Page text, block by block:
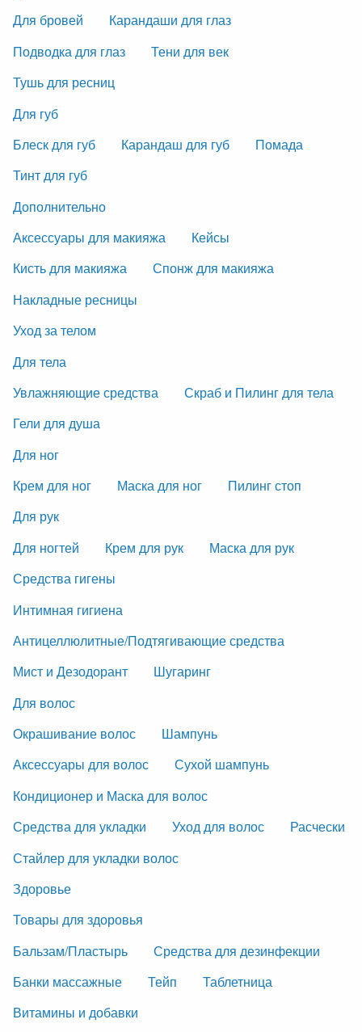
Для бровей
Карандаши для глаз
Подводка для глаз
Тени для век
Тушь для ресниц
Для губ
Блеск для губ
Карандаш для губ
Помада
Тинт для губ
Дополнительно
Аксессуары для макияжа
Кейсы
Кисть для макияжа
Спонж для макияжа
Накладные ресницы
Уход за телом
Для тела
Увлажняющие средства
Скраб и Пилинг для тела
Гели для душа
Для ног
Крем для ног
Маска для ног
Пилинг стоп
Для рук
Для ногтей
Крем для рук
Маска для рук
Средства гигены
Интимная гигиена
Антицеллюлитные/Подтягивающие средства
Мист и Дезодорант
Шугаринг
Для волос
Окрашивание волос
Шампунь
Аксессуары для волос
Сухой шампунь
Кондиционер и Маска для волос
Средства для укладки
Уход для волос
Расчески
Стайлер для укладки волос
Здоровье
Товары для здоровья
Бальзам/Пластырь
Средства для дезинфекции
Банки массажные
Тейп
Таблетница
Витамины и добавки